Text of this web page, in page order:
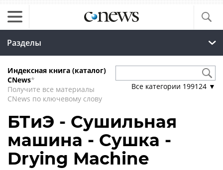
Разделы
Индексная книга (каталог)
CNews*
Получите все материалы
CNews по ключевому слову
Все категории 199124 ▼
БТиЭ - Сушильная
машина - Сушка -
Drying Machine